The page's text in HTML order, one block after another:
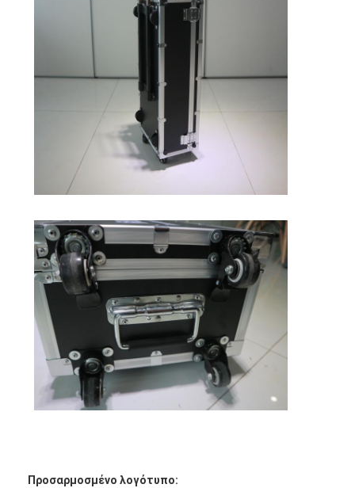
Μετρητής οπισθοανακλαστήρων
Πεζοδρόμιο που χαρακτηρίζει Retroreflectometer
Σημάδι Retroreflectometer
Αναδρομικός αντανακλαστικός μετρητής
Δρόμος που χαρακτηρίζει το μετρητή πάχους
Φορητό Retroreflectometer
Φορητό Retroreflectometer
Αναδρομικά αντανακλαστικά σημάδια
Αντανακλαστικές αυτοκόλλητες ετικέττες ποδηλάτων
Αντανακλαστικές αυτοκόλλητες ετικέττες ταινιών
Αντανακλαστικές αυτοκόλλητες ετικέττες αυτοκινήτων
Προσαρμοσμένο λογότυπο: